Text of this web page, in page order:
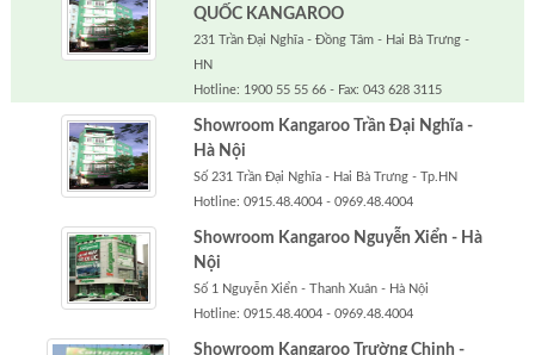
QUỐC KANGAROO
231 Trần Đại Nghĩa - Đồng Tâm - Hai Bà Trưng -
HN
Hotline: 1900 55 55 66 - Fax: 043 628 3115
Showroom Kangaroo Trần Đại Nghĩa -
Hà Nội
Số 231 Trần Đại Nghĩa - Hai Bà Trưng - Tp.HN
Hotline: 0915.48.4004 - 0969.48.4004
Showroom Kangaroo Nguyễn Xiển - Hà
Nội
Số 1 Nguyễn Xiển - Thanh Xuân - Hà Nội
Hotline: 0915.48.4004 - 0969.48.4004
Showroom Kangaroo Trường Chinh -